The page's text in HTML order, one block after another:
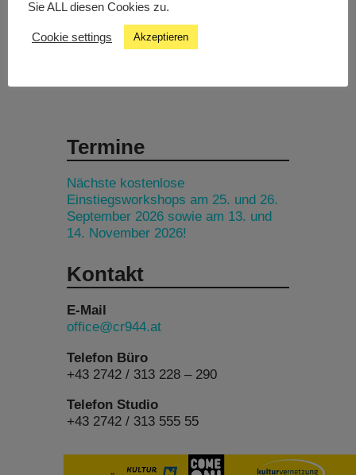
Studiochat
Termine
Nächste kostenlose
Einstiegsworkshops am 25. und 26.
September 2026 sowie am 13. und
14. November 2026!
Kontakt
E-Mail
office@cr944.at
Telefon Büro
+43 2742 / 313 228 – 290
Telefon Studio
+43 2742 / 313 555 55
Sie ALL diesen Cookies zu.
Cookie settings Akzeptieren